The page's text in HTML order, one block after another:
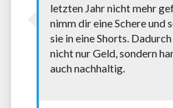
letzten Jahr nicht mehr
nimm dir eine Schere und
sie in eine Shorts.
nicht nur Geld, sondern
auch nachhaltig.